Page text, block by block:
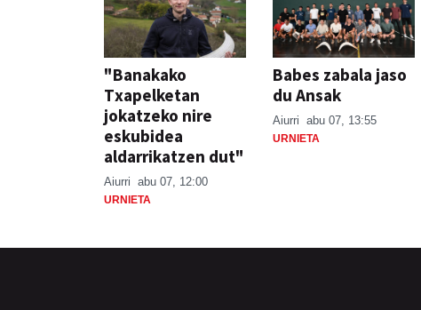
"Banakako
Txapelketan
jokatzeko nire
eskubidea
aldarrikatzen dut"
Aiurri abu 07, 12:00
URNIETA
Babes zabala jaso
du Ansak
Aiurri abu 07, 13:55
URNIETA